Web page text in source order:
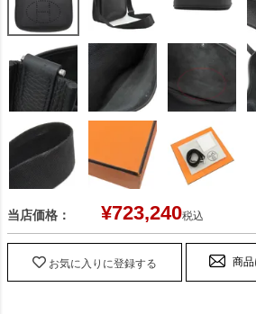
当店価格： ¥723,240税込
お気に入りに登録する 商